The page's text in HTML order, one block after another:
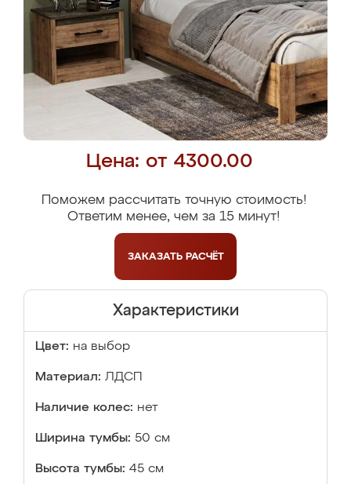
Цена: от 4300.00
Поможем рассчитать точную стоимость!
Ответим менее, чем за 15 минут!
ЗАКАЗАТЬ РАСЧЁТ
Характеристики
Цвет: на выбор
Материал: ЛДСП
Наличие колес: нет
Ширина тумбы: 50 см
Высота тумбы: 45 см